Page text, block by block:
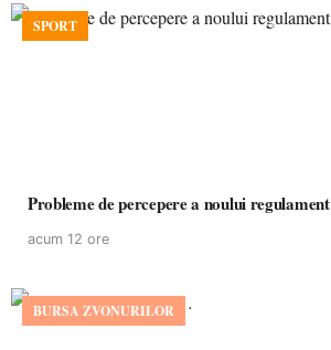
SPORT
Probleme de percepere a noului regulament
acum 12 ore
BURSA ZVONURILOR